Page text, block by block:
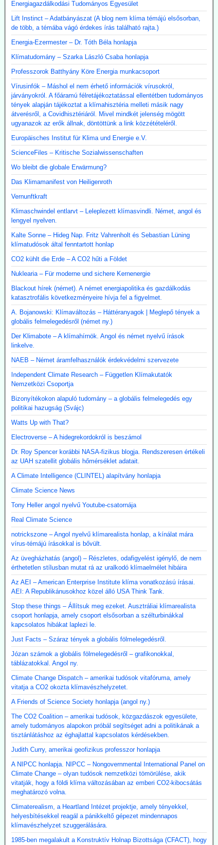
Energiagazdálkodási Tudományos Egyesület
Lift Instinct – Adatbányászat (A blog nem klíma témájú elsősorban,
de több, a témába vágó érdekes írás található rajta.)
Energia-Ezermester – Dr. Tóth Béla honlapja
Klímatudomány – Szarka László Csaba honlapja
Professzorok Batthyány Köre Energia munkacsoport
Vírusinfók – Máshol el nem érhető információk vírusokról,
járványokról. A főáramú félretájékoztatással ellentétben tudományos
tények alapján tájékoztat a klímahisztéria melleti másik nagy
átverésről, a Covidhisztériáról. Mivel mindkét jelenség mögött
ugyanazok az erők állnak, döntöttünk a link közzétételéről.
Europäisches Institut für Klima und Energie e.V.
ScienceFiles – Kritische Sozialwissenschaften
Wo bleibt die globale Erwärmung?
Das Klimamanifest von Heiligenroth
Vernunftkraft
Klimaschwindel entlarvt – Leleplezett klímasvindli. Német, angol és
lengyel nyelven.
Kalte Sonne – Hideg Nap. Fritz Vahrenholt és Sebastian Lüning
klímatudósok által fenntartott honlap
CO2 kühlt die Erde – A CO2 hűti a Földet
Nuklearia – Für moderne und sichere Kernenergie
Blackout hírek (német). A német energiapolitika és gazdálkodás
katasztrofális következményeire hívja fel a figyelmet.
A. Bojanowski: Klímaváltozás – Háttéranyagok | Meglepő tények a
globális felmelegedésről (német ny.)
Der Klimabote – A klímahírnök. Angol és német nyelvű írások
linkelve.
NAEB – Német áramfelhasználók érdekvédelmi szervezete
Independent Climate Research – Független Klímakutatók
Nemzetközi Csoportja
Bizonyítékokon alapuló tudomány – a globális felmelegedés egy
politikai hazugság (Svájc)
Watts Up with That?
Electroverse – A hidegrekordokról is beszámol
Dr. Roy Spencer korábbi NASA-fizikus blogja. Rendszeresen értékeli
az UAH szatellit globális hőmérséklet adatait.
A Climate Intelligence (CLINTEL) alapítvány honlapja
Climate Science News
Tony Heller angol nyelvű Youtube-csatornája
Real Climate Science
notrickszone – Angol nyelvű klímarealista honlap, a kínálat mára
vírus-témájú írásokkal is bővült.
Az üvegházhatás (angol) – Részletes, odafigyelést igénylő, de nem
érthetetlen stílusban mutat rá az uralkodó klímaelmélet hibáira
Az AEI – American Enterprise Institute klíma vonatkozású írásai.
AEI: A Republikánusokhoz közel álló USA Think Tank.
Stop these things – Állítsuk meg ezeket. Ausztráliai klímarealista
csoport honlapja, amely csoport elsősorban a szélturbinákkal
kapcsolatos hibákat laplezi le.
Just Facts – Száraz tények a globális fölmelegedésről.
Józan számok a globális fölmelegedésről – grafikonokkal,
táblázatokkal. Angol ny.
Climate Change Dispatch – amerikai tudósok vitafóruma, amely
vitatja a CO2 okozta klímavészhelyzetet.
A Friends of Science Society honlapja (angol ny.)
The CO2 Coalition – amerikai tudósok, közgazdászok egyesülete,
amely tudományos alapokon próbál segítséget adni a politikának a
tisztánlátáshoz az éghajlattal kapcsolatos kérdésekben.
Judith Curry, amerikai geofizikus professzor honlapja
A NIPCC honlapja. NIPCC – Nongovernmental International Panel on
Climate Change – olyan tudósok nemzetközi tömörülése, akik
vitatják, hogy a földi klíma változásában az emberi CO2-kibocsátás
meghatározó volna.
Climaterealism, a Heartland Intézet projektje, amely tényekkel,
helyesbítésekkel reagál a pánikkeltő gépezet mindennapos
klímavészhelyzet szuggerálására.
1985-ben megalakult a Konstruktív Holnap Bizottsága (CFACT), hogy